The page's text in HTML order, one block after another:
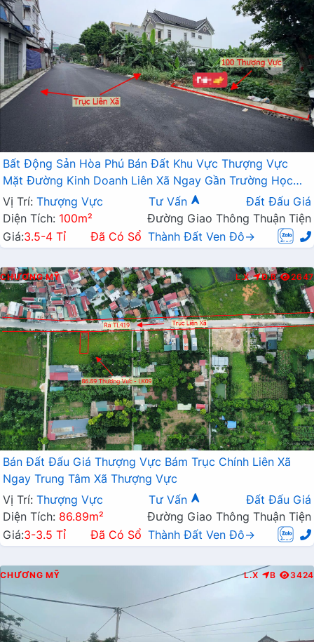
Bất Động Sản Hòa Phú Bán Đất Khu Vực Thượng Vực
Mặt Đường Kinh Doanh Liên Xã Ngay Gần Trường Học
Các Cấp Giá Chỉ Vài Tỷ
Vị Trí: Thượng Vực Tư Vấn
Đất Đấu Giá
Diện Tích: 100m²
Đường Giao Thông Thuận Tiện
Giá:3.5-4 Tỉ Đã Có Sổ Thành Đất Ven Đô→
CHƯƠNG MỸ L.X Đ.B 2647
Bán Đất Đấu Giá Thượng Vực Bám Trục Chính Liên Xã
Ngay Trung Tâm Xã Thượng Vực
Vị Trí: Thượng Vực Tư Vấn
Đất Đấu Giá
Diện Tích: 86.89m²
Đường Giao Thông Thuận Tiện
Giá:3-3.5 Tỉ Đã Có Sổ Thành Đất Ven Đô→
CHƯƠNG MỸ L.X B 3424